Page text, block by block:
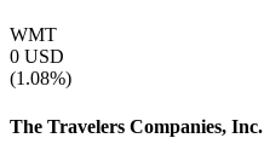
WMT
0 USD
(1.08%)
The Travelers Companies, Inc.